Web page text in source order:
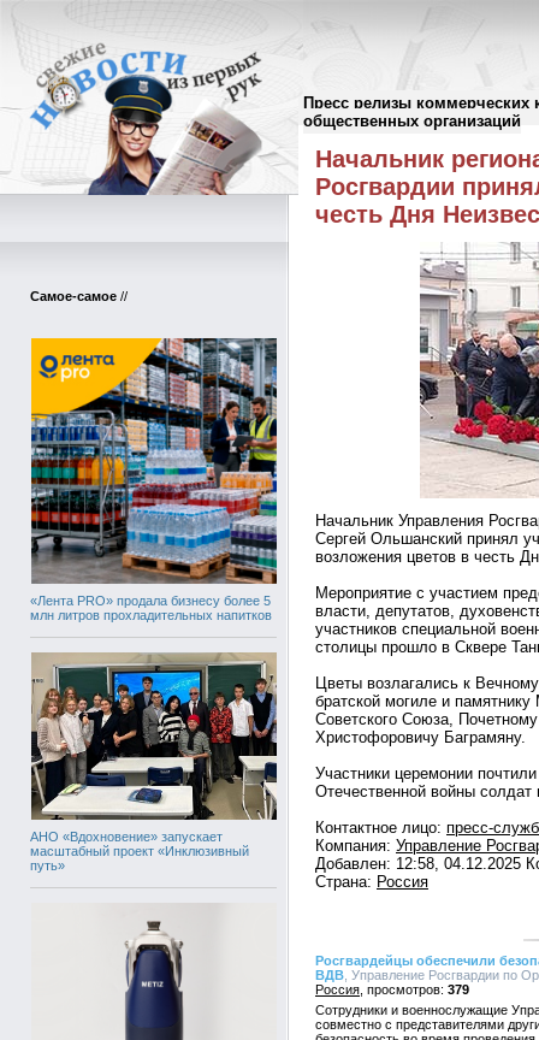
Пресс релизы коммерческих
общественных организаций
Самое-самое //
«Лента PRO» продала бизнесу более 5
млн литров прохладительных напитков
АНО «Вдохновение» запускает
масштабный проект «Инклюзивный
путь»
Пресс-релизы//
Начальник
Росгвардии
честь Дня
Начальник Управления
Сергей Ольшанский принял
возложения цветов в честь
Мероприятие с участием
власти, депутатов,
участников специальной
столицы прошло в Сквере
Цветы возлагались к
братской могиле и
Советского Союза,
Христофоровичу Баграмяну.
Участники церемонии
Отечественной войны
Контактное лицо: пресс-
Компания: Управление
Добавлен: 12:58, 04.12.2025
Страна: Россия
Росгвардейцы обеспечили
ВДВ , Управление Росгвардии по
Россия
379
Сотрудники и военнослужащие
совместно с представителями